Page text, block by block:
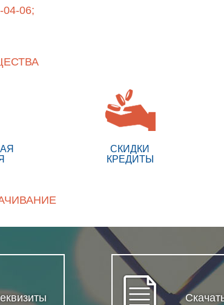
04-06;
СКИДКИ
КРЕДИТЫ